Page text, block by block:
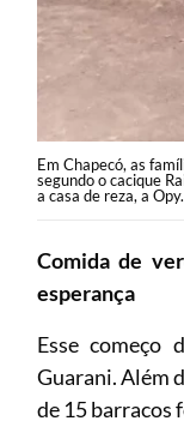
Em Chapecó, as
segundo o cacique
a casa de reza, a
Comida de
esperança
Esse começo
Guarani. Além
de 15 barracos